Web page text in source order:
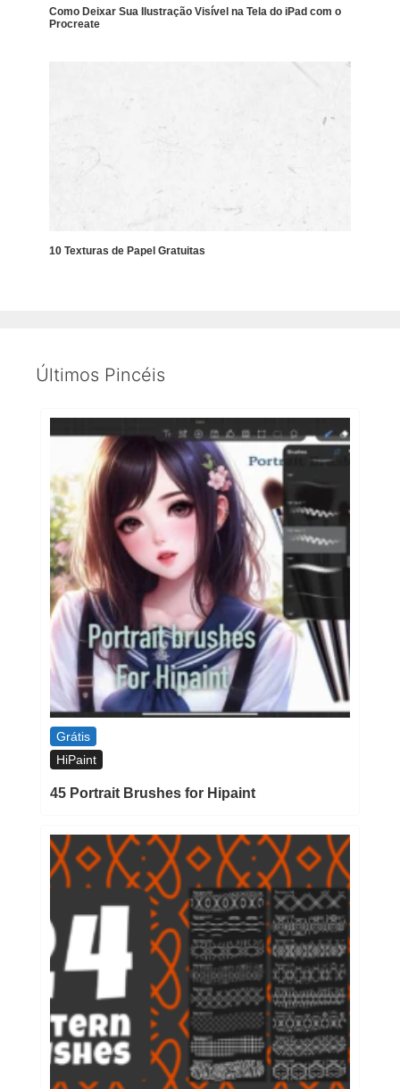
Como Deixar Sua Ilustração Visível na Tela do iPad com o
Procreate
10 Texturas de Papel Gratuitas
Últimos Pincéis
Grátis
HiPaint
45 Portrait Brushes for Hipaint